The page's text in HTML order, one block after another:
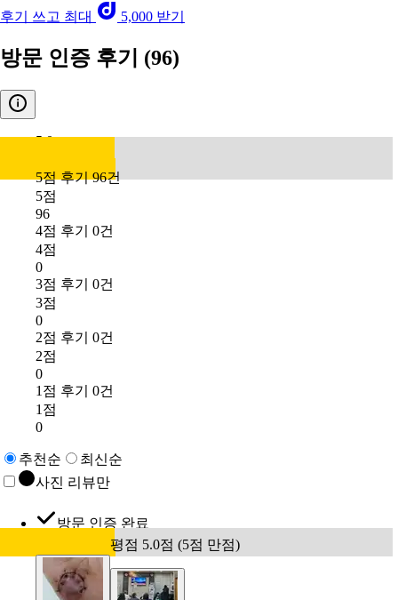
후기 쓰고 최대 5,000 받기
방문 인증 후기 (96)
5.0
5점 후기 96건
5점
96
4점 후기 0건
4점
0
3점 후기 0건
3점
0
2점 후기 0건
2점
0
1점 후기 0건
1점
0
추천순
최신순
사진 리뷰만
방문 인증 완료
평점 5.0점 (5점 만점)